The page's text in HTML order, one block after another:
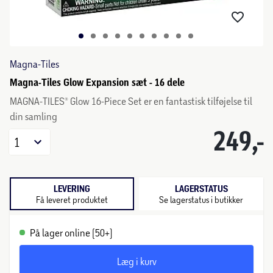
Magna-Tiles
Magna-Tiles Glow Expansion sæt - 16 dele
MAGNA-TILES® Glow 16-Piece Set er en fantastisk tilføjelse til
din samling
249,-
1
LEVERING
Få leveret produktet
LAGERSTATUS
Se lagerstatus i butikker
På lager online (50+)
Læg i kurv